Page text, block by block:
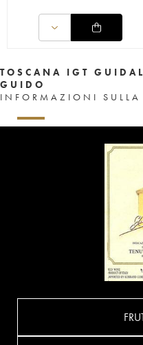
TOSCANA IGT
GUIDO
INFORMAZIONI SULLA